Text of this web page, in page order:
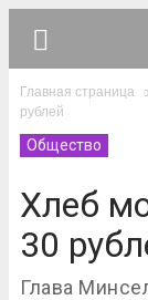
Главная страница
рублей
Общество
Хлеб
30
Глава